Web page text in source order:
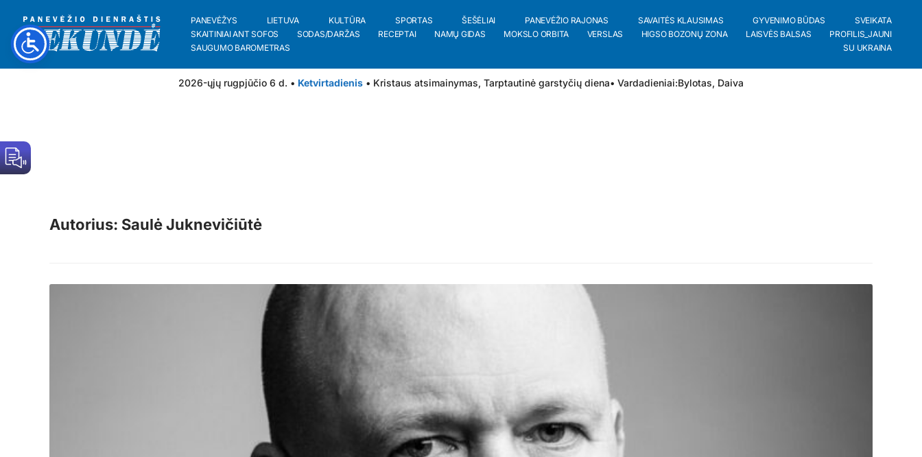
PANEVĖŽYS LIETUVA KULTŪRA SPORTAS ŠEŠĖLIAI PANEVĖŽIO RAJONAS SAVAITĖS KLAUSIMAS GYVENIMO BŪDAS
SVEIKATA
SKAITINIAI ANT SOFOS
SODAS/DARŽAS RECEPTAI NAMŲ GIDAS MOKSLO ORBITA VERSLAS HIGSO BOZONŲ ZONA LAISVĖS BALSAS
PROFILIS_JAUNI
SAUGUMO BAROMETRAS
SU UKRAINA
2026-ųjų rugpjūčio 6 d. • Ketvirtadienis • Kristaus atsimainymas, Tarptautinė garstyčių diena• Vardadieniai:Bylotas, Daiva
Autorius: Saulė Juknevičiūtė